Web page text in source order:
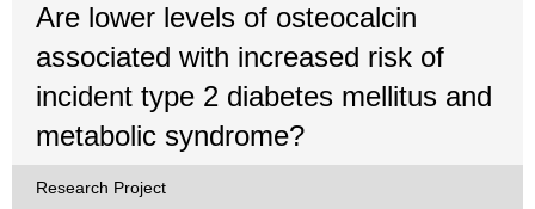
Are lower levels of osteocalcin
associated with increased risk of
incident type 2 diabetes mellitus and
metabolic syndrome?
Research Project